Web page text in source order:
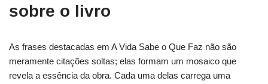
sobre o livro
As frases destacadas em A Vida Sabe o Que Faz não são
meramente citações soltas; elas formam um mosaico que
revela a essência da obra. Cada uma delas carrega uma